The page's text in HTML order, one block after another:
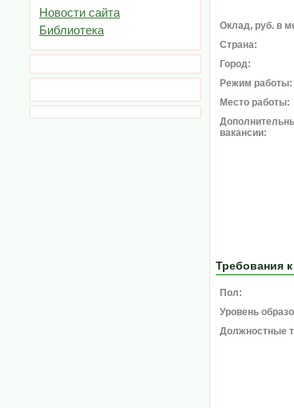
Новости сайта
Библиотека
Оклад, руб. в
Страна:
Город:
Режим работы:
Место работы:
вакансии:
Требования
Пол:
Уровень
Должностные